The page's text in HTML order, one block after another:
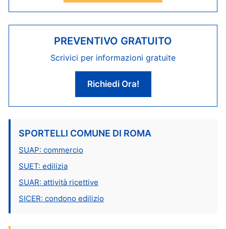
PREVENTIVO GRATUITO
Scrivici per informazioni gratuite
Richiedi Ora!
SPORTELLI COMUNE DI ROMA
SUAP: commercio
SUET: edilizia
SUAR: attività ricettive
SICER: condono edilizio